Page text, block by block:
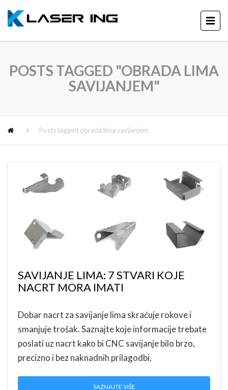
POSTS TAGGED "OBRADA LIMA
SAVIJANJEM"
Posts tagged obrada lima savijanjem
SAVIJANJE LIMA: 7 STVARI KOJE
NACRT MORA IMATI
Dobar nacrt za savijanje lima skraćuje rokove i
smanjuje trošak. Saznajte koje informacije trebate
poslati uz nacrt kako bi CNC savijanje bilo brzo,
precizno i bez naknadnih prilagodbi.
SAZNAJTE VIŠE